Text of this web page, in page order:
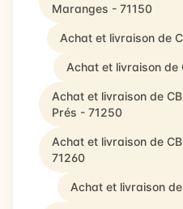
Maranges - 71150
Achat et livraison de
Achat et livraison de
Achat et livraison de
Prés - 71250
Achat et livraison de
71260
Achat et livraison